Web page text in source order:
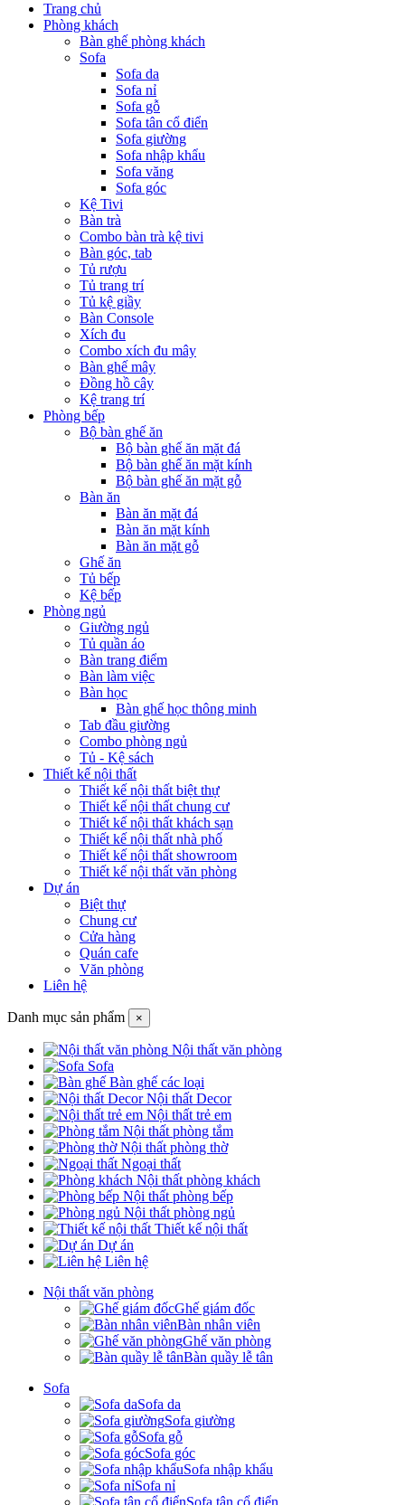
Trang chủ
Phòng khách
Bàn ghế phòng khách
Sofa
Sofa da
Sofa nỉ
Sofa gỗ
Sofa tân cổ điển
Sofa giường
Sofa nhập khẩu
Sofa văng
Sofa góc
Kệ Tivi
Bàn trà
Combo bàn trà kệ tivi
Bàn góc, tab
Tủ rượu
Tủ trang trí
Tủ kệ giầy
Bàn Console
Xích đu
Combo xích đu mây
Bàn ghế mây
Đồng hồ cây
Kệ trang trí
Phòng bếp
Bộ bàn ghế ăn
Bộ bàn ghế ăn mặt đá
Bộ bàn ghế ăn mặt kính
Bộ bàn ghế ăn mặt gỗ
Bàn ăn
Bàn ăn mặt đá
Bàn ăn mặt kính
Bàn ăn mặt gỗ
Ghế ăn
Tủ bếp
Kệ bếp
Phòng ngủ
Giường ngủ
Tủ quần áo
Bàn trang điểm
Bàn làm việc
Bàn học
Bàn ghế học thông minh
Tab đầu giường
Combo phòng ngủ
Tủ - Kệ sách
Thiết kế nội thất
Thiết kế nội thất biệt thự
Thiết kế nội thất chung cư
Thiết kế nội thất khách sạn
Thiết kế nội thất nhà phố
Thiết kế nội thất showroom
Thiết kế nội thất văn phòng
Dự án
Biệt thự
Chung cư
Cửa hàng
Quán cafe
Văn phòng
Liên hệ
Danh mục sản phẩm ×
Nội thất văn phòng
Sofa
Bàn ghế các loại
Nội thất Decor
Nội thất trẻ em
Nội thất phòng tắm
Nội thất phòng thờ
Ngoại thất
Nội thất phòng khách
Nội thất phòng bếp
Nội thất phòng ngủ
Thiết kế nội thất
Dự án
Liên hệ
Nội thất văn phòng
Ghế giám đốc
Bàn nhân viên
Ghế văn phòng
Bàn quầy lễ tân
Sofa
Sofa da
Sofa giường
Sofa gỗ
Sofa góc
Sofa nhập khẩu
Sofa nỉ